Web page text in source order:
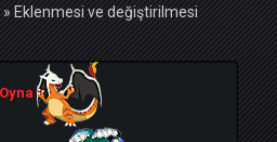
»Eklenmesi ve değiştirilmesi